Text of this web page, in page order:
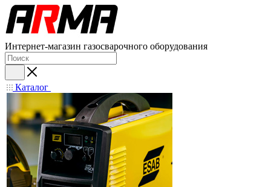
Интернет-магазин газосварочного оборудования
Каталог